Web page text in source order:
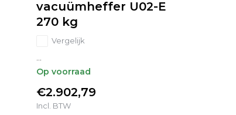
vacuümheffer U02-E
270 kg
Vergelijk
Op voorraad
€2.902,79
Incl. BTW